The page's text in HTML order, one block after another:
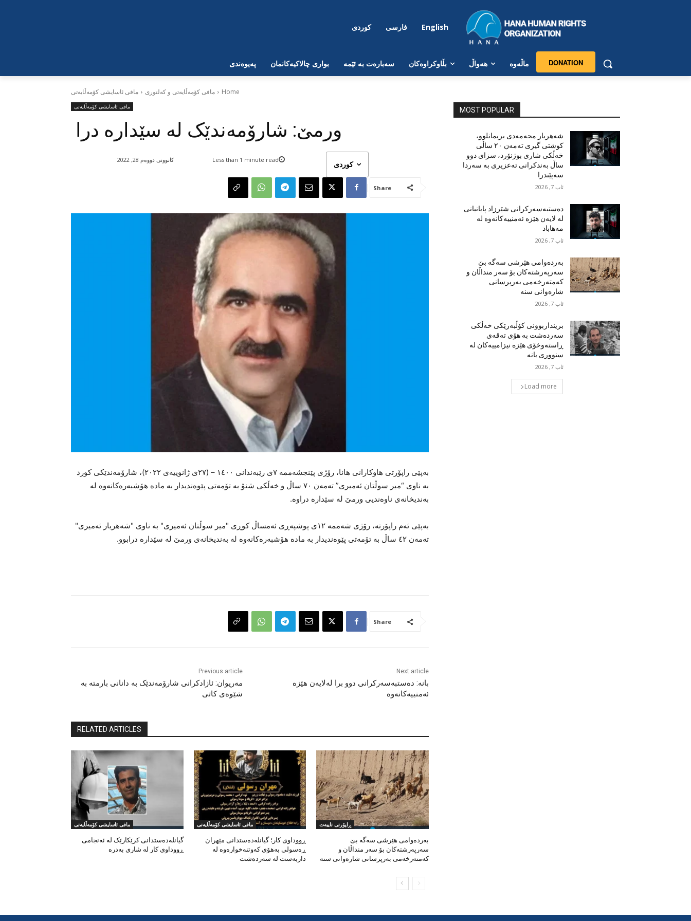
English فارسی کوردی
ماڵەوە هەواڵ بڵاوکراوەکان سەبارەت بە ئێمە بواری چالاکیەکانمان پەیوەندی DONATION
Home مافی کۆمەڵایەتی و کەلتوری مافی ئاسایشی کۆمەڵایەتی
مافی ئاسایشی کۆمەڵایەتی
ورمێ: شارۆمەندێک لە سێدارە درا
کانوونی دووەم 28, 2022 Less than 1 minute read کوردی
Share
بەپێی راپۆرتی هاوکارانی هانا، رۆژی پێنجشەممە ٧ی رێبەندانی ١٤٠٠ – (٢٧ی ژانوییەی ٢٠٢٢)، شارۆمەندێکی کورد
بە ناوی “میر سوڵتان ئەمیری” تەمەن ٧٠ ساڵ و خەڵکی شنۆ بە تۆمەتی پێوەندیدار بە مادە هۆشبەرەکانەوە لە
بەندیخانەی ناوەندیی ورمێ لە سێدارە دراوە.
بەپێی ئەم راپۆرتە، رۆژی شەممە ١٢ی پوشپەڕی ئەمساڵ کوڕی "میر سوڵتان ئەمیری" بە ناوی "شەهریار ئەمیری"
تەمەن ٤٢ ساڵ بە تۆمەتی پێوەندیدار بە مادە هۆشبەرەکانەوە لە بەندیخانەی ورمێ لە سێدارە درابوو.
Share
Previous article
مەریوان: ئازادکرانی شارۆمەندێک بە دانانی بارمتە بە
شێوەی کاتی
Next article
بانە: دەستبەسەرکرانی دوو برا لەلایەن هێزە
ئەمنییەکانەوە
RELATED ARTICLES
ڕاپۆرتی تایبەت
بەردەوامی هێرشی سەگە بێ
سەرپەرشتەکان بۆ سەر منداڵان و
کەمتەرخەمی بەرپرسانی شارەوانی سنە
مافی ئاسایشی کۆمەڵایەتی
ڕووداوی کار؛ گیانلەدەستدانی مێهران
ڕەسولی بەهۆی کەوتنەخوارەوە لە
داربەست لە سەردەشت
مافی ئاسایشی کۆمەڵایەتی
گیانلەدەستدانی کرێکارێک لە ئەنجامی
ڕووداوی کار لە شاری بەدرە
MOST POPULAR
شەهریار محەمەدی بریمانلوو،
کوشتی گیری تەمەن ٢٠ ساڵی
خەڵکی شاری بوژنۆرد، سزای دوو
ساڵ بەندکرانی تەعزیری بە سەردا
سەپێندرا
ئاب 7, 2026
دەستبەسەرکرانی شێرزاد پایانیانی
لە لایەن هێزە ئەمنییەکانەوە لە
مەهاباد
ئاب 7, 2026
بەردەوامی هێرشی سەگە بێ
سەرپەرشتەکان بۆ سەر منداڵان و
کەمتەرخەمی بەرپرسانی
شارەوانی سنە
ئاب 7, 2026
برینداربوونی کۆڵبەرێکی خەڵکی
سەردەشت بە هۆی تەقەی
ڕاستەوخۆی هێزە نیزامییەکان لە
سنووری بانە
ئاب 7, 2026
Load more